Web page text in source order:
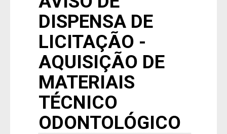
DISPENSA DE
LICITAÇÃO -
AQUISIÇÃO DE
MATERIAIS
TÉCNICO
ODONTOLÓGICO